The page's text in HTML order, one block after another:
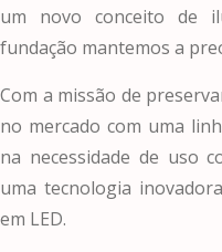
um novo conceito de
fundação mantemos a
Com a missão de
no mercado com uma
na necessidade de uso
uma tecnologia
em LED.